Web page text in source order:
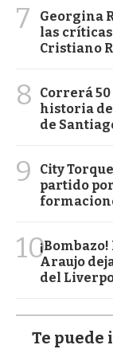
7
Georgina
las
Cristiano
8
Correrá
historia
de
9
City
partido
10Araujo
del
Te puede